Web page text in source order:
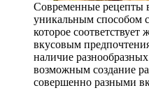
Современные рецепты
уникальным способом
которое
вкусовым
наличие
возможным создание
совершенно разными